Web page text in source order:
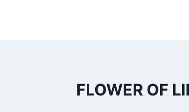
FLOWER OF